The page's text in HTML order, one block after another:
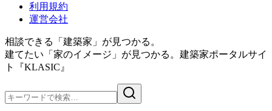
利用規約
運営会社
相談できる「建築家」が見つかる。
建てたい「家のイメージ」が見つかる。 建築家ポータルサイ
ト『KLASIC』